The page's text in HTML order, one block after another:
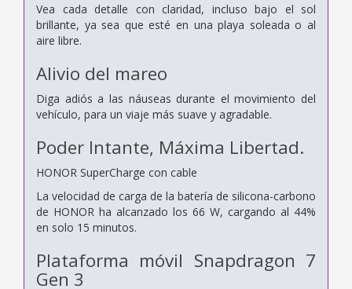
Vea cada detalle con claridad, incluso bajo el sol
brillante, ya sea que esté en una playa soleada o al
aire libre.
Alivio del mareo
Diga adiós a las náuseas durante el movimiento del
vehículo, para un viaje más suave y agradable.
Poder Intante, Máxima Libertad.
HONOR SuperCharge con cable
La velocidad de carga de la batería de silicona-carbono
de HONOR ha alcanzado los 66 W, cargando al 44%
en solo 15 minutos.
Plataforma móvil Snapdragon 7
Gen 3